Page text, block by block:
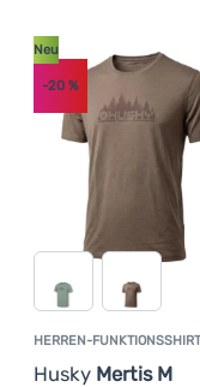
HERREN-FUNKTIONSSHIRT
Husky Mertis M
Neu
-20 %